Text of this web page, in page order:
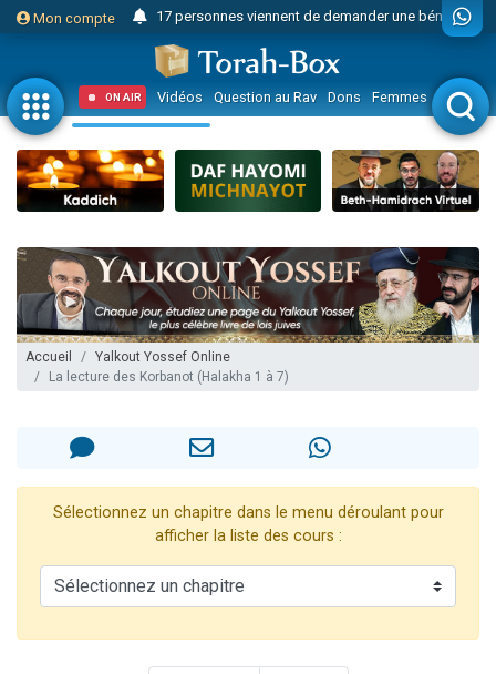
Mon compte
Il reste 49 places pour étudier en groupe sur Zoom
23 personnes viennent de faire un don pour Diane, 80 ans, dans un appartement insalubre
Eva vient de donner son Maasser
4 personnes viennent de nous rejoindre sur WhatsApp
3 personnes viennent de nous rejoindre sur WhatsApp
3 personnes viennent de faire un don pour 5 jours de vacances aux Orphelins
Odaya vient de donner son Maasser
13 personnes viennent de demander une bénédiction
30 personnes viennent de faire un don pour Sauvez la jambe de Yohan
Il reste 49 places pour étudier en groupe sur Zoom
2 personnes viennent de nous rejoindre sur WhatsApp
3 personnes viennent de nous rejoindre sur WhatsApp
ON AIR Vidéos Question au Rav Dons Femmes Enfants
Accueil
Yalkout Yossef Online
La lecture des Korbanot (Halakha 1 à 7)
Sélectionnez un chapitre dans le menu déroulant pour
afficher la liste des cours :